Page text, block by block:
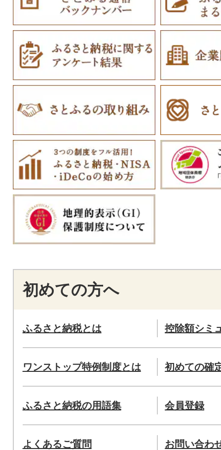
初めての方へ
ふるさと納税とは 控除額シミ
ワンストップ特例制度とは 初めての確
ふるさと納税の用語集 会員登録
よくあるご質問 お問い合わ